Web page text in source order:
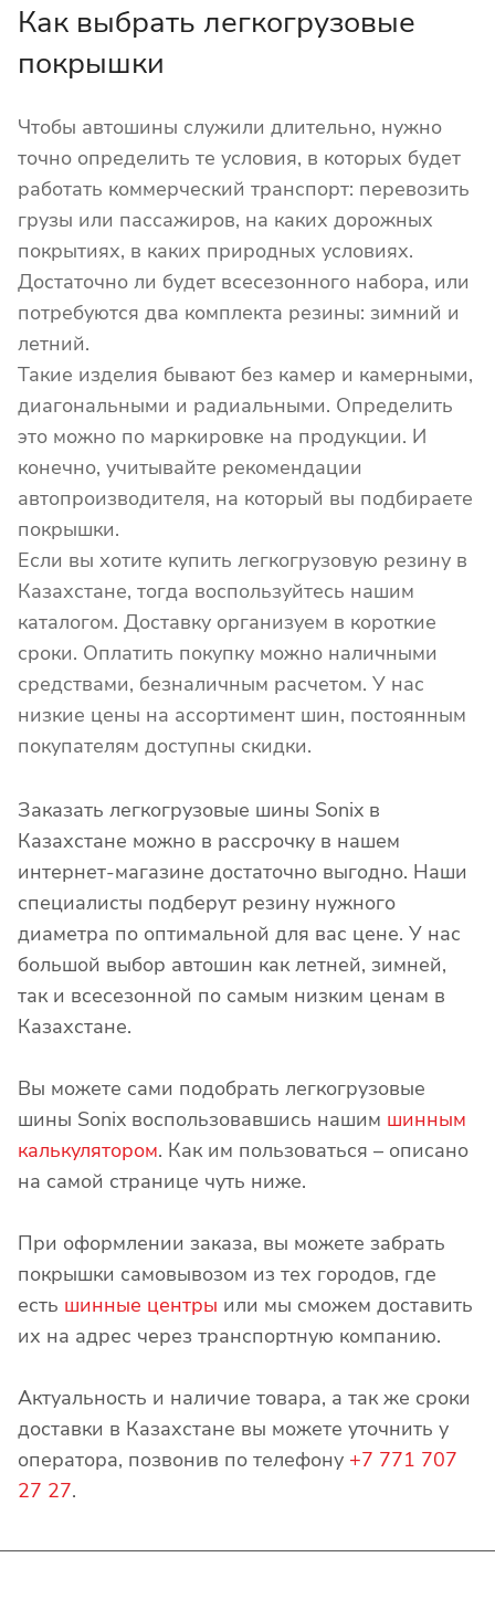
Как выбрать легкогрузовые
покрышки
Чтобы автошины служили длительно, нужно
точно определить те условия, в которых будет
работать коммерческий транспорт: перевозить
грузы или пассажиров, на каких дорожных
покрытиях, в каких природных условиях.
Достаточно ли будет всесезонного набора, или
потребуются два комплекта резины: зимний и
летний.
Такие изделия бывают без камер и камерными,
диагональными и радиальными. Определить
это можно по маркировке на продукции. И
конечно, учитывайте рекомендации
автопроизводителя, на который вы подбираете
покрышки.
Если вы хотите купить легкогрузовую резину в
Казахстане, тогда воспользуйтесь нашим
каталогом. Доставку организуем в короткие
сроки. Оплатить покупку можно наличными
средствами, безналичным расчетом. У нас
низкие цены на ассортимент шин, постоянным
покупателям доступны скидки.
Заказать легкогрузовые шины Sonix в
Казахстане можно в рассрочку в нашем
интернет-магазине достаточно выгодно. Наши
специалисты подберут резину нужного
диаметра по оптимальной для вас цене. У нас
большой выбор автошин как летней, зимней,
так и всесезонной по самым низким ценам в
Казахстане.
Вы можете сами подобрать легкогрузовые
шины Sonix воспользовавшись нашим шинным
калькулятором. Как им пользоваться – описано
на самой странице чуть ниже.
При оформлении заказа, вы можете забрать
покрышки самовывозом из тех городов, где
есть шинные центры или мы сможем доставить
их на адрес через транспортную компанию.
Актуальность и наличие товара, а так же сроки
доставки в Казахстане вы можете уточнить у
оператора, позвонив по телефону +7 771 707
27 27.